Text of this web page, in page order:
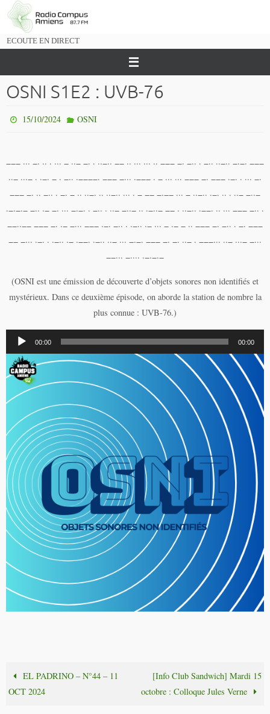
Passer
vers
ECOUTE EN DIRECT
OSNI S1E2 : UVB-76
15/10/2024 OSNI
−−− ··· −· ·· · ··· − ··− −· · ··−·· −− ·· ··· ··· ·· −−− −· −·· · −·· ··−·· −·−· −−−
··− ···− · ·−· − · −·· ·−−−−· −−− −··· ·−−− · − ··· ··· −−− −· −−− ·−· · ··· −·
−−− −· ·· −·· · −· − ·· ··−· ·· ··−·· ··· · − −− −·−− ··· − ··−·· ·−· ·· · ··− −··−
·−·−·− −·· ·− −· ··· −·−· · −·· · ··− −··− ·· ·−··− −− · ··−·· ·−−· ·· ··· −−− −·· ·
−−··−− −−− −· ·− −··· −−− ·−· −·· · ·−·· ·− ··· − ·− − ·· −−− −· −·· · −· −−−
−− −··· ·−· · ·−·· ·− ·−−· ·−·· ··− ··· −·−· −−− −· −· ··− · −−−··· ··− ···− −···
−−··· −···· ·−·−·−
(OSNI est une émission de découverte d’objets sonores non identifiés et
mystérieux. Dans ce deuxième épisode, on aborde la station de nombre la
plus connue : UVB-76.)
Lecteur
audio
00:00 00:00
EL PADRINO – N°44 – 11
OCT 2024
[Info Club Sandwich] Mardi 15
octobre : Colloque Jules Verne